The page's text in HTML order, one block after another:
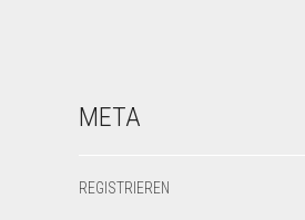
META
REGISTRIEREN